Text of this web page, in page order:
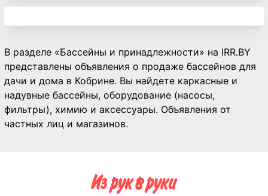
В разделе «Бассейны и принадлежности» на IRR.BY
представлены объявления о продаже бассейнов для
дачи и дома в Кобрине. Вы найдете каркасные и
надувные бассейны, оборудование (насосы,
фильтры), химию и аксессуары. Объявления от
частных лиц и магазинов.